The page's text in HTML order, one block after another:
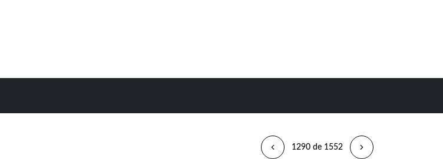
1290 de 1552